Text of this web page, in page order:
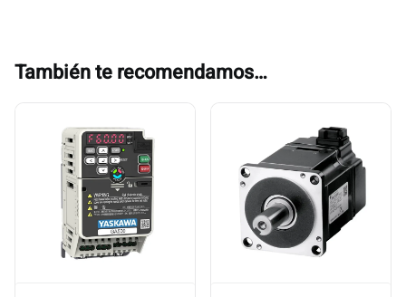
También te recomendamos…